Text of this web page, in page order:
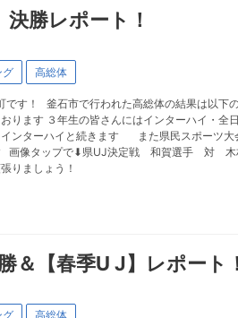
勝レポート！
グ 高総体
です！ 釜石市で行われた高総体の結果は
ります ３年生の皆さんにはインターハイ
ンターハイと続きます また県民スポーツ大
画像タップで⬇︎県UJ決定戦 和賀選手 対 木
張りましょう！
＆【春季U J】レポート！
グ 高総体